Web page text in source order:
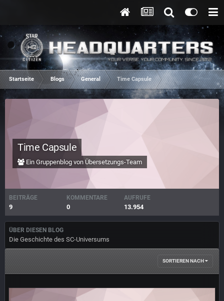
Startseite Blogs General Time Capsule
Time Capsule
Ein Gruppenblog von Übersetzungs-Team
BEITRÄGE
9
KOMMENTARE
0
AUFRUFE
13.954
ÜBER DIESEN BLOG
Die Geschichte des SC-Universums
SORTIEREN NACH